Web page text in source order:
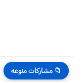
📁 مشاركات منوعه